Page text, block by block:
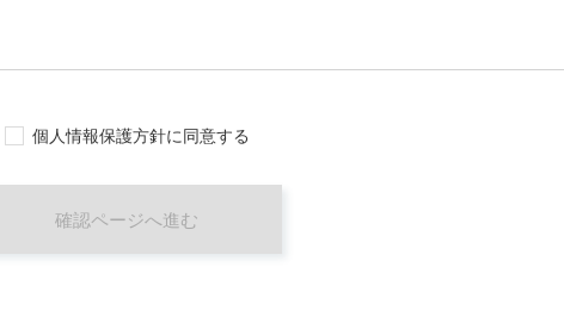
個人情報保護方針に同意する
確認ページへ進む